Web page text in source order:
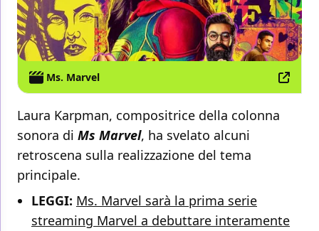
Ms. Marvel
Laura Karpman, compositrice della colonna
sonora di Ms Marvel, ha svelato alcuni
retroscena sulla realizzazione del tema
principale.
LEGGI: Ms. Marvel sarà la prima serie
streaming Marvel a debuttare interamente